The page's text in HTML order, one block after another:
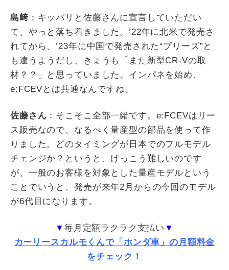
島﨑 ：キッパリと佐藤さんに宣言していただい
て、やっと落ち着きました。’22年に北米で発売さ
れてから、 ’23年に中国で発売された“ブリーズ” と
も違うようだし、きょうも「また新型CR-Vの取
材？？」と思っていました。インパネを始め、
e:FCEV とは共通なんですね。
佐藤さん ：そこそこ全部一緒です。 e:FCEVはリー
ス販売なので、なるべく量産型の部品を使って作
りました。どのタイミングが日本でのフルモデル
チェンジか？というと、けっこう難しいのです
が、一般のお客様を対象とした量産モデルという
ことでいうと、発売が来年2 月からの今回のモデル
が6代目になります。
▼ 毎月定額ラクラク支払い ▼
カーリースカルモくんで「ホンダ車」の月額料金
をチェック！